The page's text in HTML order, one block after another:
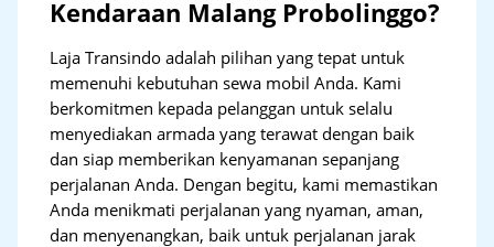
Kendaraan Malang Probolinggo?
Laja Transindo adalah pilihan yang tepat untuk
memenuhi kebutuhan sewa mobil Anda. Kami
berkomitmen kepada pelanggan untuk selalu
menyediakan armada yang terawat dengan baik
dan siap memberikan kenyamanan sepanjang
perjalanan Anda. Dengan begitu, kami memastikan
Anda menikmati perjalanan yang nyaman, aman,
dan menyenangkan, baik untuk perjalanan jarak